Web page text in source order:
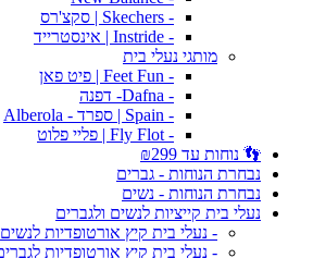
- Skechers | סקצ'רס
- Instride | אינסטרייד
מותגי נעלי בית
- Feet Fun | פיט פאן
- Dafna- דפנה
- Spain | ספרד - Alberola
- Fly Flot | פליי פלוט
👣 נוחות עד ₪299
נבחרת הנוחות - גברים
נבחרת הנוחות - נשים
נעלי בית קייציות לנשים ולגברים
- נעלי בית קיץ אורטופדיות לנשים
- נעלי בית קיץ אורטופדיות